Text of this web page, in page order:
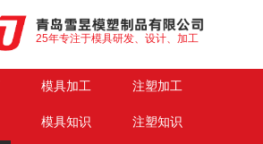
25年专注于模具研发、设计、加工
模具加工 注塑加工
模具知识 注塑知识